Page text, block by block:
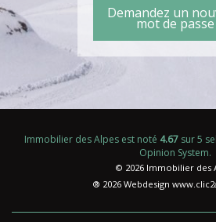
Demandez un
mot de passe
Immobilier des Alpesest noté 4.67sur5
Opinion System.
© 2026 Immobilier des
® 2026 Webdesign